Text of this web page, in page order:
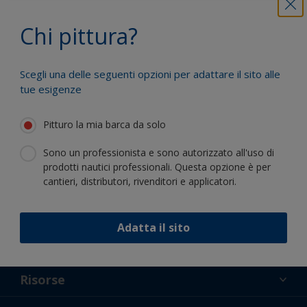
Chi pittura?
Scegli una delle seguenti opzioni per adattare il sito alle
tue esigenze
Pitturo la mia barca da solo
Sono un professionista e sono autorizzato all'uso di
prodotti nautici professionali. Questa opzione è per
cantieri, distributori, rivenditori e applicatori.
Adatta il sito
innovazione e competenza scientifica
Supporto
Chi Siamo
Risorse